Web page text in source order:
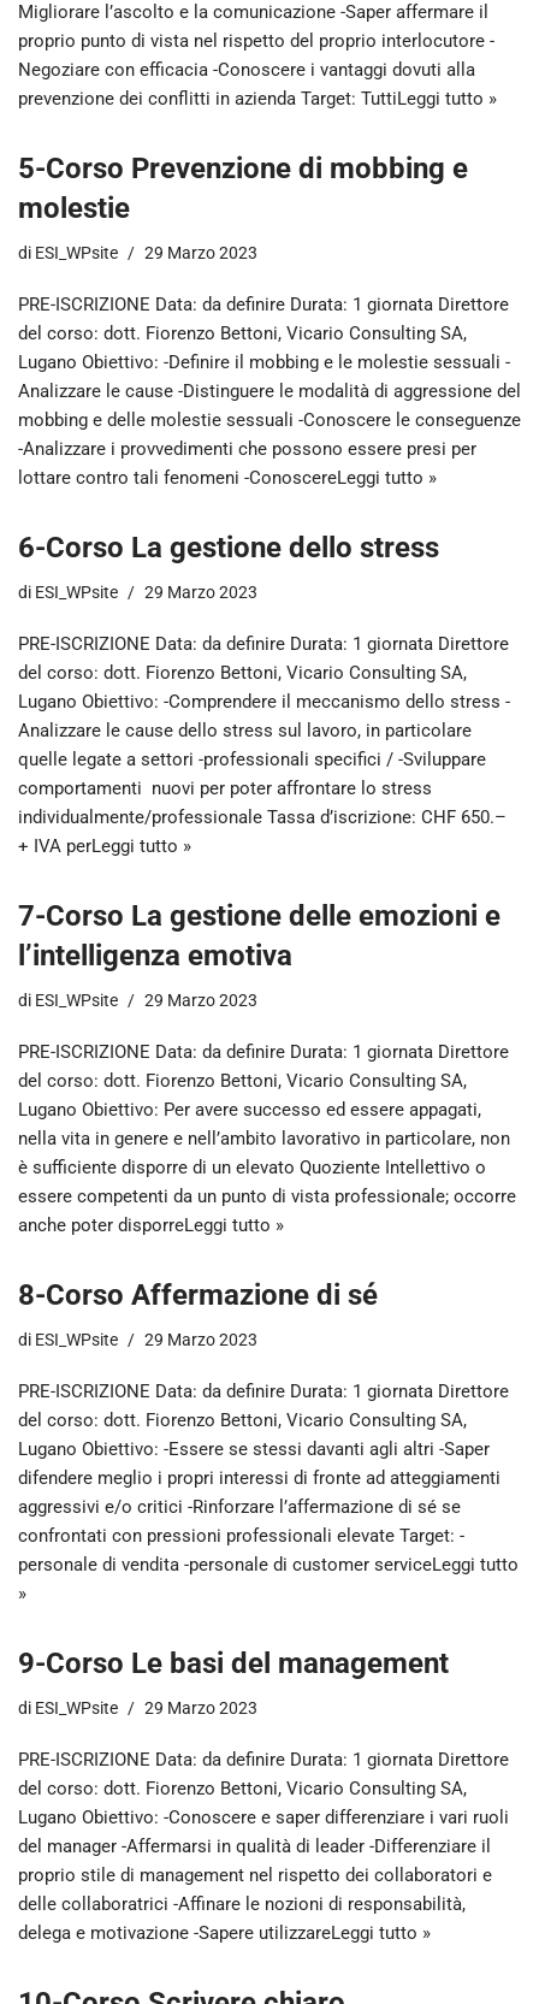
Migliorare l’ascolto e la comunicazione -Saper affermare il
proprio punto di vista nel rispetto del proprio interlocutore -
Negoziare con efficacia -Conoscere i vantaggi dovuti alla
prevenzione dei conflitti in azienda Target: TuttiLeggi tutto »
5-Corso Prevenzione di mobbing e
molestie
di ESI_WPsite 29 Marzo 2023
PRE-ISCRIZIONE Data: da definire Durata: 1 giornata Direttore
del corso: dott. Fiorenzo Bettoni, Vicario Consulting SA,
Lugano Obiettivo: -Definire il mobbing e le molestie sessuali -
Analizzare le cause -Distinguere le modalità di aggressione del
mobbing e delle molestie sessuali -Conoscere le conseguenze
-Analizzare i provvedimenti che possono essere presi per
lottare contro tali fenomeni -ConoscereLeggi tutto »
6-Corso La gestione dello stress
di ESI_WPsite 29 Marzo 2023
PRE-ISCRIZIONE Data: da definire Durata: 1 giornata Direttore
del corso: dott. Fiorenzo Bettoni, Vicario Consulting SA,
Lugano Obiettivo: -Comprendere il meccanismo dello stress -
Analizzare le cause dello stress sul lavoro, in particolare
quelle legate a settori -professionali specifici / -Sviluppare
comportamenti nuovi per poter affrontare lo stress
individualmente/professionale Tassa d’iscrizione: CHF 650.–
+ IVA perLeggi tutto »
7-Corso La gestione delle emozioni e
l’intelligenza emotiva
di ESI_WPsite 29 Marzo 2023
PRE-ISCRIZIONE Data: da definire Durata: 1 giornata Direttore
del corso: dott. Fiorenzo Bettoni, Vicario Consulting SA,
Lugano Obiettivo: Per avere successo ed essere appagati,
nella vita in genere e nell’ambito lavorativo in particolare, non
è sufficiente disporre di un elevato Quoziente Intellettivo o
essere competenti da un punto di vista professionale; occorre
anche poter disporreLeggi tutto »
8-Corso Affermazione di sé
di ESI_WPsite 29 Marzo 2023
PRE-ISCRIZIONE Data: da definire Durata: 1 giornata Direttore
del corso: dott. Fiorenzo Bettoni, Vicario Consulting SA,
Lugano Obiettivo: -Essere se stessi davanti agli altri -Saper
difendere meglio i propri interessi di fronte ad atteggiamenti
aggressivi e/o critici -Rinforzare l’affermazione di sé se
confrontati con pressioni professionali elevate Target: -
personale di vendita -personale di customer serviceLeggi tutto
»
9-Corso Le basi del management
di ESI_WPsite 29 Marzo 2023
PRE-ISCRIZIONE Data: da definire Durata: 1 giornata Direttore
del corso: dott. Fiorenzo Bettoni, Vicario Consulting SA,
Lugano Obiettivo: -Conoscere e saper differenziare i vari ruoli
del manager -Affermarsi in qualità di leader -Differenziare il
proprio stile di management nel rispetto dei collaboratori e
delle collaboratrici -Affinare le nozioni di responsabilità,
delega e motivazione -Sapere utilizzareLeggi tutto »